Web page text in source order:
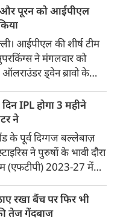
को यहां इंडियन प्रीमियर
मैच में दिल्ली
को 23 रन से पराजित
कैपिटल्स अभी तक
में जीत का खाता भी नहीं
है और लगातार पांचवीं
में अंतिम स्थान पर
यादव की
दिल्ली कैपिटल्स के
ने मध्य ओवरों में कसी
की जिससे एक समय बड़े
ओर बढ़ती दिख रही
छह विकेट पर 174 रन ही
(34 गेंद, छह
छक्का) के टूर्नामेंट में तीसरे
और पूरन को आईपीएल
आईपीएल की शीर्ष टीम
ने मंगलवार को
ड्वेन ब्रावो के
कर दिया जबकि
हैदराबाद ने इंडियन
लीग की 'मिनी' नीलामी से
बल्लेबाज केन
को 'रिलीज' कर दिया।
IPL होगा 3 महीने
ने
के पूर्व दिग्गज बल्लेबाज़
ने पुरुषों के भावी दौरा
(एफटीपी) 2023-27 में
की विंडो दिये जाने का
आईसीसी ने हाल ही
रखा बैंच पर फिर भी
तेज गेंदबाज